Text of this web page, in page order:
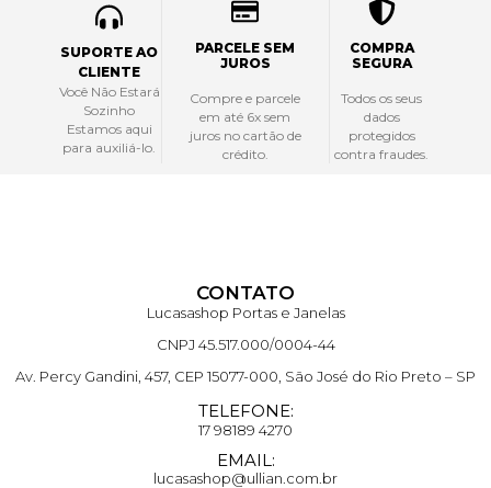
SUPORTE AO
CLIENTE
Você Não Estará
Sozinho
Estamos aqui
para auxiliá-lo.
PARCELE SEM
JUROS
Compre e parcele
em até 6x sem
juros no cartão de
crédito.
COMPRA
SEGURA
Todos os seus
dados
protegidos
contra fraudes.
CONTATO
Lucasashop Portas e Janelas
CNPJ 45.517.000/0004-44
Av. Percy Gandini, 457, CEP 15077-000, São José do Rio Preto – SP
TELEFONE:
17 98189 4270
EMAIL:
lucasashop@ullian.com.br